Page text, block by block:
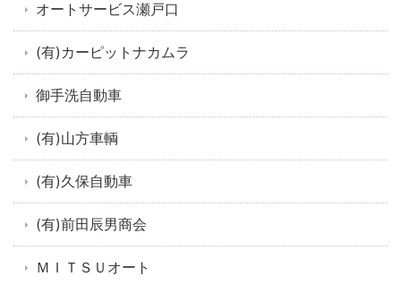
オートサービス瀬戸口
(有)カーピットナカムラ
御手洗自動車
(有)山方車輌
(有)久保自動車
(有)前田辰男商会
ＭＩＴＳＵオート